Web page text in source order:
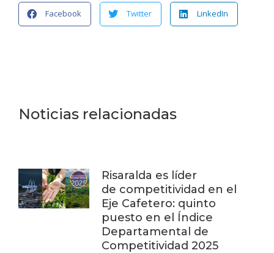
Facebook Twitter LinkedIn
Noticias relacionadas
Risaralda es líder
de competitividad en el
Eje Cafetero: quinto
puesto en el Índice
Departamental de
Competitividad 2025